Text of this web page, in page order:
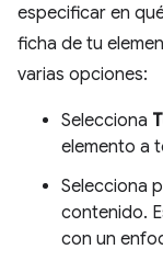
especificar en
ficha de tu
varias opciones:
Selecciona
elemento a
Selecciona
contenido.
con un